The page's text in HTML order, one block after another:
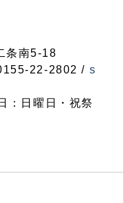
条南5-18
22-2802 / s
：日曜日・祝祭